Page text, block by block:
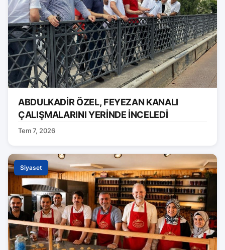
ABDULKADİR ÖZEL, FEYEZAN KANALI
ÇALIŞMALARINI YERİNDE İNCELEDİ
Tem 7, 2026
Siyaset